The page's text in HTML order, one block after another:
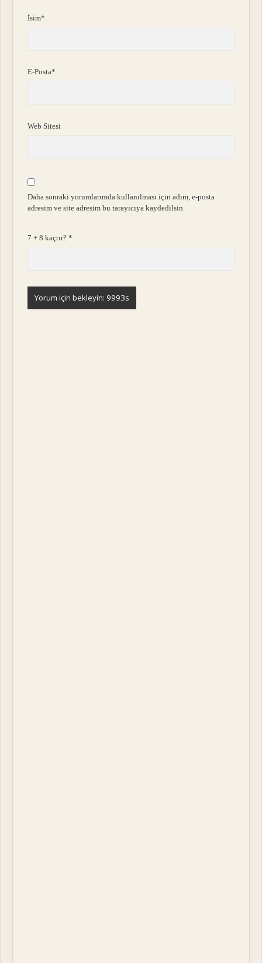
İsim*
E-Posta*
Web Sitesi
Daha sonraki yorumlarımda kullanılması için adım, e-posta
adresim ve site adresim bu tarayıcıya kaydedilsin.
7 + 8 kaçtır?*